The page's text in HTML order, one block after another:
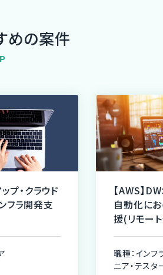
めの案件
】DWS領域のOA環境構築・
化におけるインフラ・テスト支
インフラエンジニア、テストエンジ
テスター